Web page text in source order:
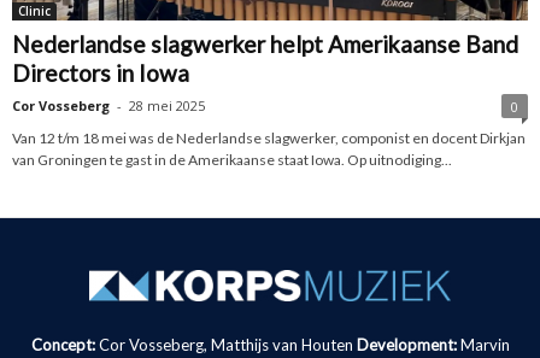
Clinic
Nederlandse slagwerker helpt Amerikaanse Band
Directors in Iowa
Cor Vosseberg - 28 mei 2025
0
Van 12 t/m 18 mei was de Nederlandse slagwerker, componist en docent Dirkjan
van Groningen te gast in de Amerikaanse staat Iowa. Op uitnodiging...
Concept:Cor Vosseberg, Matthijs van Houten Development: Marvin